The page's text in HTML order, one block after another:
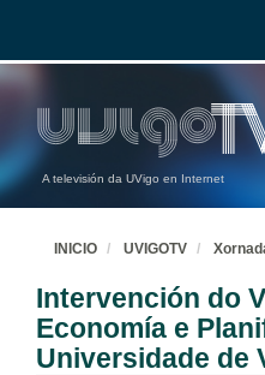
A televisión da UVigo en Internet
INICIO UVIGOTV
Intervención do
Economía e
Universidade de